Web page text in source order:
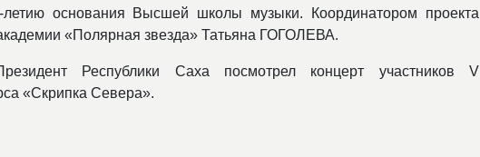
основания Высшей школы музыки. Координатором проекта
«Полярная звезда» Татьяна ГОГОЛЕВА.
Республики Саха посмотрел концерт участников V
«Скрипка Севера».